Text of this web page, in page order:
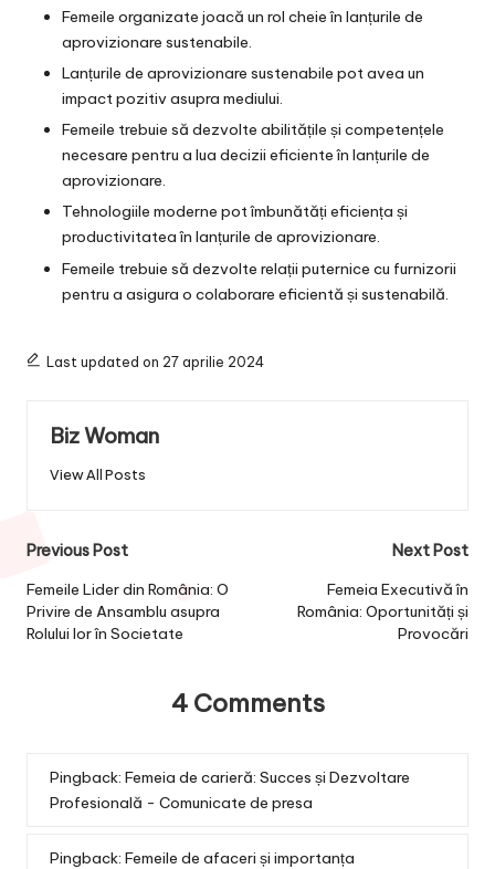
Femeile organizate joacă un rol cheie în lanțurile de
aprovizionare sustenabile.
Lanțurile de aprovizionare sustenabile pot avea un
impact pozitiv asupra mediului.
Femeile trebuie să dezvolte abilitățile și competențele
necesare pentru a lua decizii eficiente în lanțurile de
aprovizionare.
Tehnologiile moderne pot îmbunătăți eficiența și
productivitatea în lanțurile de aprovizionare.
Femeile trebuie să dezvolte relații puternice cu furnizorii
pentru a asigura o colaborare eficientă și sustenabilă.
Last updated on 27 aprilie 2024
Biz Woman
View All Posts
Post
navigation
Previous Post
Femeile Lider din România: O
Privire de Ansamblu asupra
Rolului lor în Societate
Next Post
Femeia Executivă în
România: Oportunități și
Provocări
4 Comments
Pingback: Femeia de carieră: Succes și Dezvoltare
Profesională - Comunicate de presa
Pingback: Femeile de afaceri și importanța